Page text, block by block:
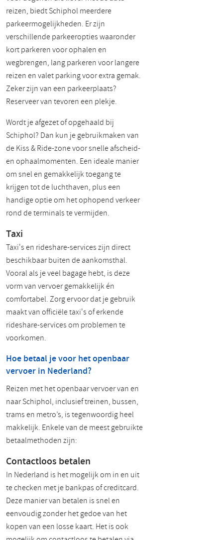
reizen, biedt Schiphol meerdere
parkeermogelijkheden. Er zijn
verschillende parkeeropties waaronder
kort parkeren voor ophalen en
wegbrengen, lang parkeren voor langere
reizen en valet parking voor extra gemak.
Zeker zijn van een parkeerplaats?
Reserveer van tevoren een plekje.
Wordt je afgezet of opgehaald bij
Schiphol? Dan kun je gebruikmaken van
de Kiss & Ride-zone voor snelle afscheid-
en ophaalmomenten. Een ideale manier
om snel en gemakkelijk toegang te
krijgen tot de luchthaven, plus een
handige optie om het ophopend verkeer
rond de terminals te vermijden.
Taxi
Taxi's en rideshare-services zijn direct
beschikbaar buiten de aankomsthal.
Vooral als je veel bagage hebt, is deze
vorm van vervoer gemakkelijk én
comfortabel. Zorg ervoor dat je gebruik
maakt van officiële taxi's of erkende
rideshare-services om problemen te
voorkomen.
Hoe betaal je voor het openbaar
vervoer in Nederland?
Reizen met het openbaar vervoer van en
naar Schiphol, inclusief treinen, bussen,
trams en metro’s, is tegenwoordig heel
makkelijk. Enkele van de meest gebruikte
betaalmethoden zijn:
Contactloos betalen
In Nederland is het mogelijk om in en uit
te checken met je bankpas of creditcard.
Deze manier van betalen is snel en
eenvoudig zonder het gedoe van het
kopen van een losse kaart. Het is ook